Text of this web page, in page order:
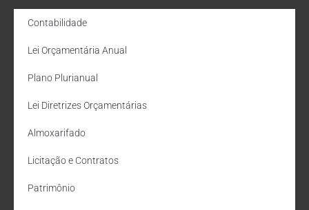
Contabilidade
Lei Orçamentária Anual
Plano Plurianual
Lei Diretrizes Orçamentárias
Almoxarifado
Licitação e Contratos
Patrimônio